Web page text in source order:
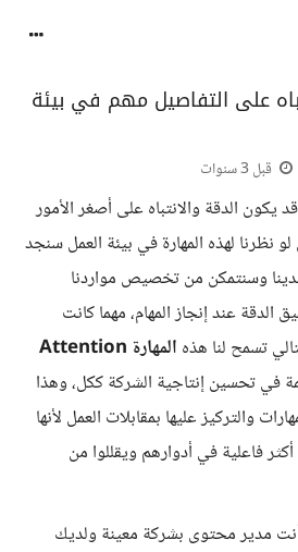
على التفاصيل مهم في بيئة
قبل 3 سنوات
يكون الدقة والانتباه على أصغر الأمور
نظرنا لهذه المهارة في بيئة العمل سنجد
وسنتمكن من تخصيص مواردنا
الدقة عند إنجاز المهام، مهما كانت
تسمح لنا هذه
المهارة Attention
في تحسين إنتاجية الشركة ككل، وهذا
والتركيز عليها بمقابلات العمل لأنها
فاعلية في أدوارهم ويقللوا من
مدير محتوى بشركة معينة ولديك